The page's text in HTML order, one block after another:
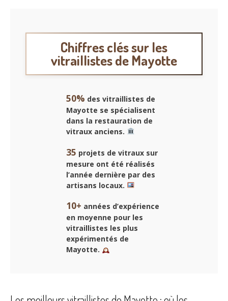
Chiffres clés sur les
vitraillistes de Mayotte
50% des vitraillistes de
Mayotte se spécialisent
dans la restauration de
vitraux anciens.
35 projets de vitraux sur
mesure ont été réalisés
l’année dernière par des
artisans locaux.
10+ années d’expérience
en moyenne pour les
vitraillistes les plus
expérimentés de
Mayotte.